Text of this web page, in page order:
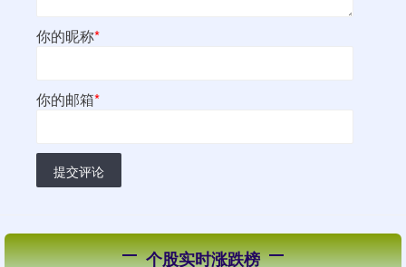
你的昵称*
你的邮箱*
提交评论
个股实时涨跌榜